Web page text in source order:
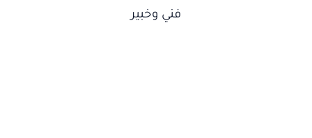
فني وخبير